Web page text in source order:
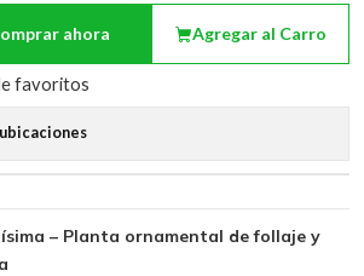
Agregar al Carro
ahora
favoritos
– Planta ornamental de follaje y